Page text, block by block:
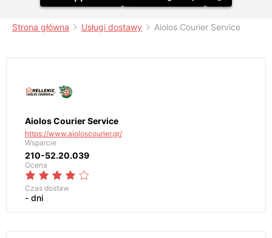
Strona główna Usługi dostawy Aiolos Courier Service
Aiolos Courier Service
https://www.aioloscourier.gr/
Wsparcie
210-52.20.039
Ocena
Czas dostaw
- dni